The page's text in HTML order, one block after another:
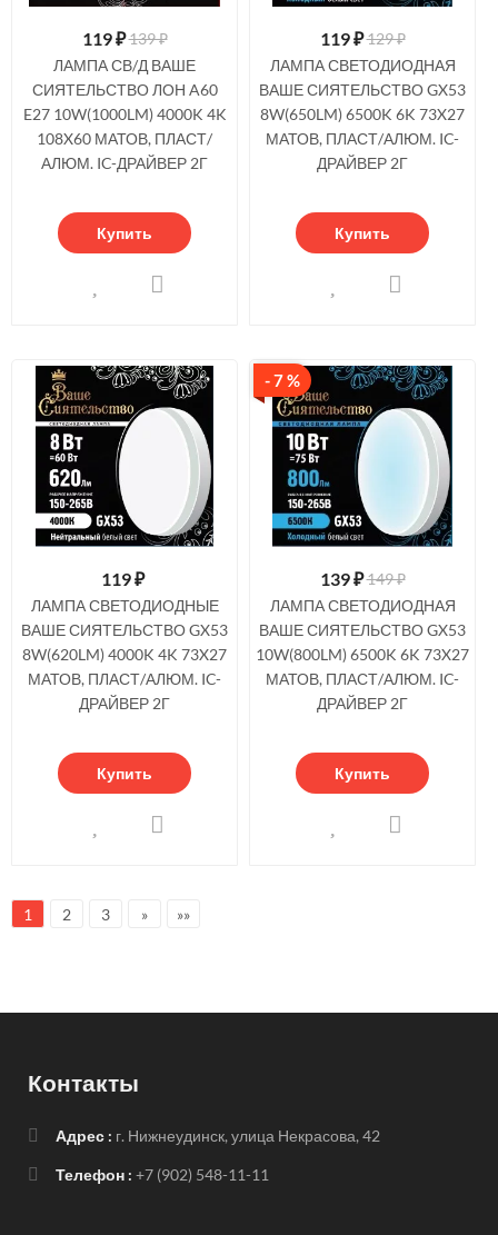
119₽139 ₽
ЛАМПА СВ/Д ВАШЕ
СИЯТЕЛЬСТВО ЛОН A60
E27 10W(1000LM) 4000K 4K
108X60 МАТОВ, ПЛАСТ/
АЛЮМ. IC-ДРАЙВЕР 2Г
Купить
119₽129 ₽
ЛАМПА СВЕТОДИОДНАЯ
ВАШЕ СИЯТЕЛЬСТВО GX53
8W(650LM) 6500K 6K 73X27
МАТОВ, ПЛАСТ/АЛЮМ. IC-
ДРАЙВЕР 2Г
Купить
119₽
ЛАМПА СВЕТОДИОДНЫЕ
ВАШЕ СИЯТЕЛЬСТВО GX53
8W(620LM) 4000K 4K 73X27
МАТОВ, ПЛАСТ/АЛЮМ. IC-
ДРАЙВЕР 2Г
Купить
- 7 %
139₽149 ₽
ЛАМПА СВЕТОДИОДНАЯ
ВАШЕ СИЯТЕЛЬСТВО GX53
10W(800LM) 6500K 6K 73X27
МАТОВ, ПЛАСТ/АЛЮМ. IC-
ДРАЙВЕР 2Г
Купить
1 2 3 » »»
Контакты
Адрес : г. Нижнеудинск, улица Некрасова, 42
Телефон : +7 (902) 548-11-11